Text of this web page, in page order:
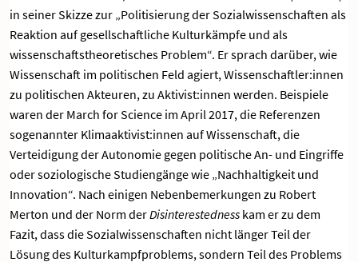
in seiner Skizze zur „Politisierung der Sozialwissenschaften als
Reaktion auf gesellschaftliche Kulturkämpfe und als
wissenschaftstheoretisches Problem“. Er sprach darüber, wie
Wissenschaft im politischen Feld agiert, Wissenschaftler:innen
zu politischen Akteuren, zu Aktivist:innen werden. Beispiele
waren der March for Science im April 2017, die Referenzen
sogenannter Klimaaktivist:innen auf Wissenschaft, die
Verteidigung der Autonomie gegen politische An- und Eingriffe
oder soziologische Studiengänge wie „Nachhaltigkeit und
Innovation“. Nach einigen Nebenbemerkungen zu Robert
Merton und der Norm derDisinterestedness kam er zu dem
Fazit, dass die Sozialwissenschaften nicht länger Teil der
Lösung des Kulturkampfproblems, sondern Teil des Problems